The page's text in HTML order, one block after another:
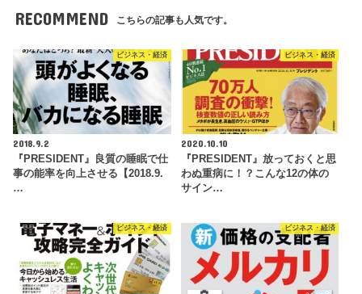
RECOMMEND こちらの記事も人気です。
ビジネス・経済
2018.9.2
『PRESIDENT』良質の睡眠で仕
事の能率を向上させる【2018.9.
…
ビジネス・経済
2020.10.10
『PRESIDENT』放っておくと思
わぬ重病に！？こんな12の体の
サイン…
ビジネス・経済 ビジネス・経済